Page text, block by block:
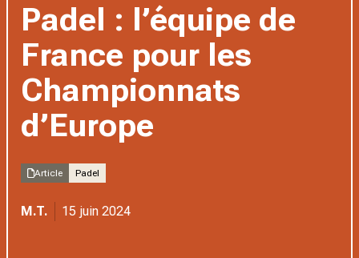
Padel : l’équipe de
France pour les
Championnats
d’Europe
Article Padel
M.T. 15 juin 2024